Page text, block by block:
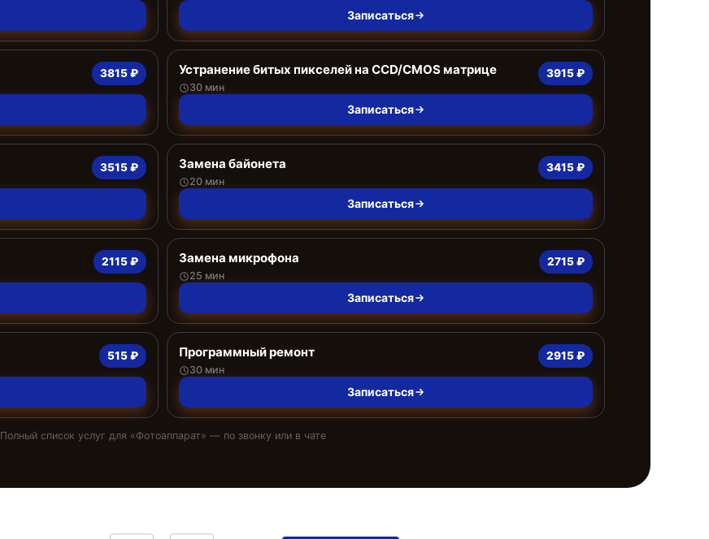
Записаться
3815 ₽ Устранение битых пикселей на CCD/CMOS матрице
30 мин
3915 ₽
Записаться
3515 ₽ Замена байонета
20 мин
3415 ₽
Записаться
2115 ₽ Замена микрофона
25 мин
2715 ₽
Записаться
515 ₽ Программный ремонт
30 мин
2915 ₽
Записаться
Полный список услуг для «Фотоаппарат» — по звонку или в чате